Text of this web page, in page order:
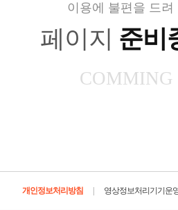
이용에 불편을 드려
페이지 준비
COMMING
개인정보처리방침 영상정보처리기기운